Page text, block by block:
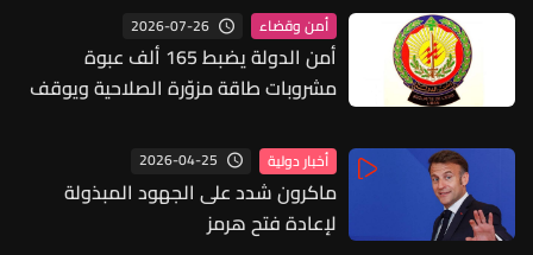
أمن وقضاء 2026-07-26
أمن الدولة يضبط 165 ألف عبوة
مشروبات طاقة مزوّرة الصلاحية ويوقف
أخبار دولية 2026-04-25
ماكرون شدد على الجهود المبذولة
لإعادة فتح هرمز